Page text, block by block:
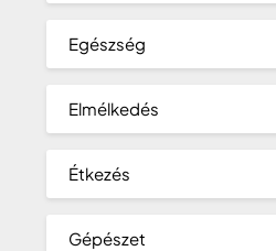
Egészség
Elmélkedés
Étkezés
Gépészet